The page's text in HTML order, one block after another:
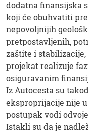
dodatna finansijska
koji će obuhvatiti
nepovoljnijih
pretpostavljenih,
zaštite i
projekat realizuje
osiguravanim
Iz Autocesta su
eksproprijacije nije
postupak vodi
Istakli su da je